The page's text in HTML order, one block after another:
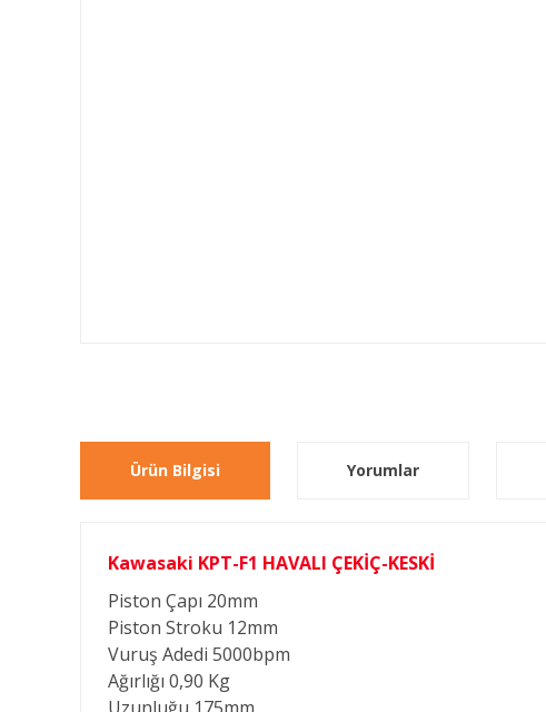
Ürün Bilgisi Yorumlar
Kawasaki KPT-F1 HAVALI ÇEKİÇ-KESKİ
Piston Çapı 20mm
Piston Stroku 12mm
Vuruş Adedi 5000bpm
Ağırlığı 0,90 Kg